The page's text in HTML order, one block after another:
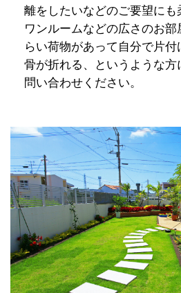
離をしたいなどのご要望にも
ワンルームなどの広さのお部
らい荷物があって自分で片
骨が折れる、というような
問い合わせください。